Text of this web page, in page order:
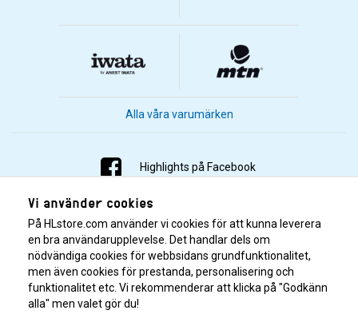
Alla våra varumärken
Highlights på Facebook
Highlights på Instagram
Highlights på Youtube
Highlights på Tiktok
Vi använder cookies
På HLstore.com använder vi cookies för att kunna leverera
en bra användarupplevelse. Det handlar dels om
nödvändiga cookies för webbsidans grundfunktionalitet,
men även cookies för prestanda, personalisering och
funktionalitet etc. Vi rekommenderar att klicka på "Godkänn
alla" men valet gör du!